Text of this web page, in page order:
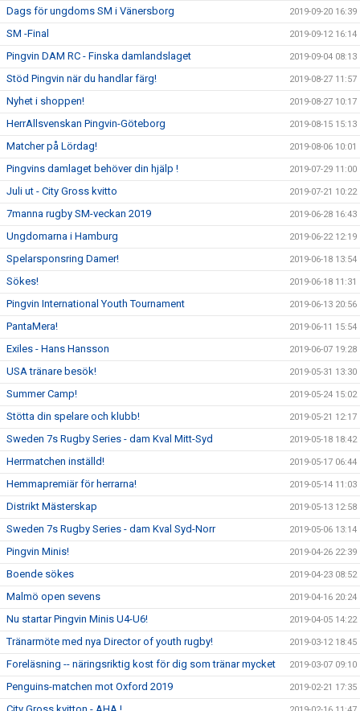
Dags för ungdoms SM i Vänersborg 2019-09-20 16:39
SM -Final 2019-09-12 16:14
Pingvin DAM RC - Finska damlandslaget 2019-09-04 08:13
Stöd Pingvin när du handlar färg! 2019-08-27 11:57
Nyhet i shoppen! 2019-08-27 10:17
HerrAllsvenskan Pingvin-Göteborg 2019-08-15 15:13
Matcher på Lördag! 2019-08-06 10:01
Pingvins damlaget behöver din hjälp ! 2019-07-29 11:00
Juli ut - City Gross kvitto 2019-07-21 10:22
7manna rugby SM-veckan 2019 2019-06-28 16:43
Ungdomarna i Hamburg 2019-06-22 12:19
Spelarsponsring Damer! 2019-06-18 13:54
Sökes! 2019-06-18 11:31
Pingvin International Youth Tournament 2019-06-13 20:56
PantaMera! 2019-06-11 15:54
Exiles - Hans Hansson 2019-06-07 19:28
USA tränare besök! 2019-05-31 13:30
Summer Camp! 2019-05-24 15:02
Stötta din spelare och klubb! 2019-05-21 12:17
Sweden 7s Rugby Series - dam Kval Mitt-Syd 2019-05-18 18:42
Herrmatchen inställd! 2019-05-17 06:44
Hemmapremiär för herrarna! 2019-05-14 11:03
Distrikt Mästerskap 2019-05-13 12:58
Sweden 7s Rugby Series - dam Kval Syd-Norr 2019-05-06 13:14
Pingvin Minis! 2019-04-26 22:39
Boende sökes 2019-04-23 08:52
Malmö open sevens 2019-04-16 20:24
Nu startar Pingvin Minis U4-U6! 2019-04-05 14:22
Tränarmöte med nya Director of youth rugby! 2019-03-12 18:45
Foreläsning -- näringsriktig kost för dig som tränar mycket 2019-03-07 09:10
Penguins-matchen mot Oxford 2019 2019-02-21 17:35